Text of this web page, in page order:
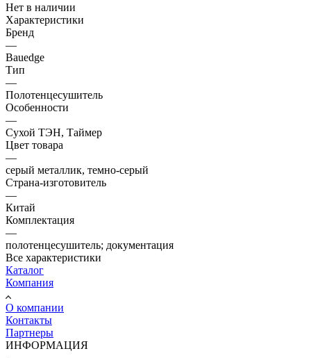
Нет в наличии
Характеристики
Бренд
—
Bauedge
Тип
—
Полотенцесушитель
Особенности
—
Сухой ТЭН, Таймер
Цвет товара
—
серый металлик, темно-серый
Страна-изготовитель
—
Китай
Комплектация
—
полотенцесушитель; документация
Все характеристики
Каталог
Компания
О компании
Контакты
Партнеры
ИНФОРМАЦИЯ